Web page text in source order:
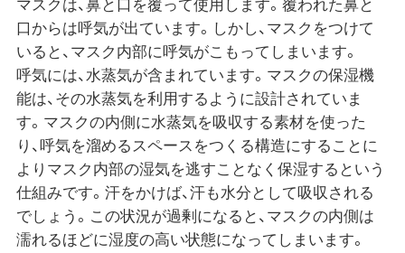
マスクは、鼻と口を覆って使用します。覆われた鼻と
口からは呼気が出ています。しかし、マスクをつけて
いると、マスク内部に呼気がこもってしまいます。
呼気には、水蒸気が含まれています。マスクの保湿機
能は、その水蒸気を利用するように設計されていま
す。マスクの内側に水蒸気を吸収する素材を使った
り、呼気を溜めるスペースをつくる構造にすることに
よりマスク内部の湿気を逃すことなく保湿するという
仕組みです。汗をかけば、汗も水分として吸収される
でしょう。この状況が過剰になると、マスクの内側は
濡れるほどに湿度の高い状態になってしまいます。